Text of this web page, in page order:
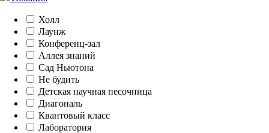
Холл
Лаунж
Конференц-зал
Аллея знаний
Сад Ньютона
Не будить
Детская научная песочница
Диагональ
Квантовый класс
Лаборатория